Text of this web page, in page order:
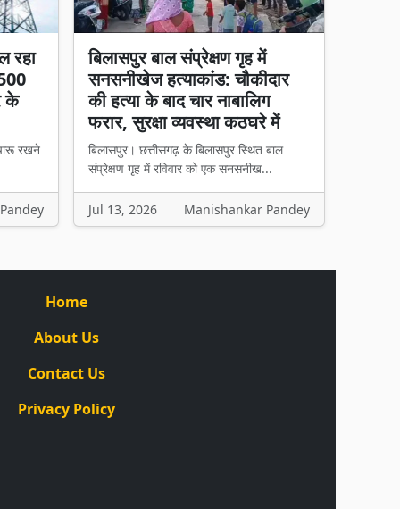
रहा
के
रखने
बिलासपुर बाल संप्रेक्षण गृह में
सनसनीखेज हत्याकांड: चौकीदार
की हत्या के बाद चार नाबालिग
फरार, सुरक्षा व्यवस्था कठघरे में
बिलासपुर। छत्तीसगढ़ के बिलासपुर स्थित बाल
संप्रेक्षण गृह में रविवार को एक सनसनीख...
Jul 13, 2026 Manishankar Pandey
Home
About Us
Contact Us
Privacy Policy